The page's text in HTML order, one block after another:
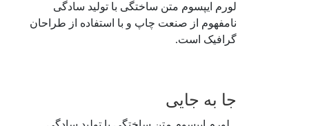
لورم ایپسوم متن ساختگی با تولید سادگی
نامفهوم از صنعت چاپ و با استفاده از طراحان
گرافیک است.
جا به جایی